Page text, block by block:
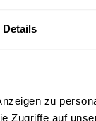
Details
zu
Zugriffe auf